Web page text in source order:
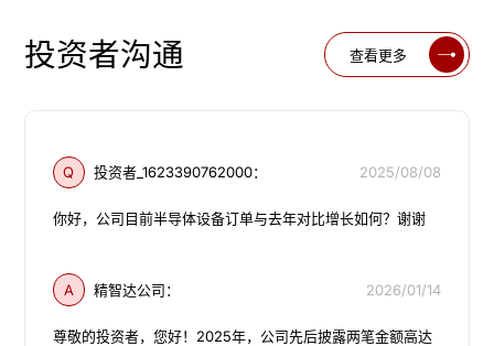
投资者沟通 查看更多
Q 投资者_1623390762000： 2025/08/08
你好，公司目前半导体设备订单与去年对比增长如何？谢谢
A 精智达公司： 2026/01/14
尊敬的投资者，您好！2025年，公司先后披露两笔金额高达